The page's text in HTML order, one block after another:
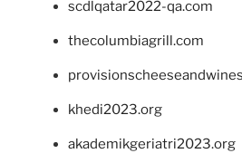
scdlqatar2022-qa.com
thecolumbiagrill.com
khedi2023.org
akademikgeriatri2023.org